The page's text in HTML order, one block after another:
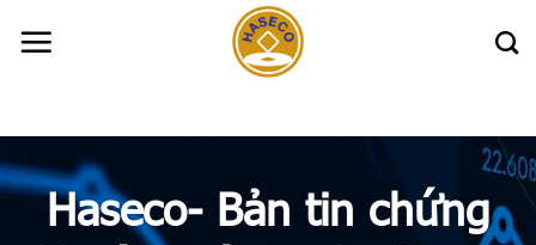
Haseco- Bản tin chứng